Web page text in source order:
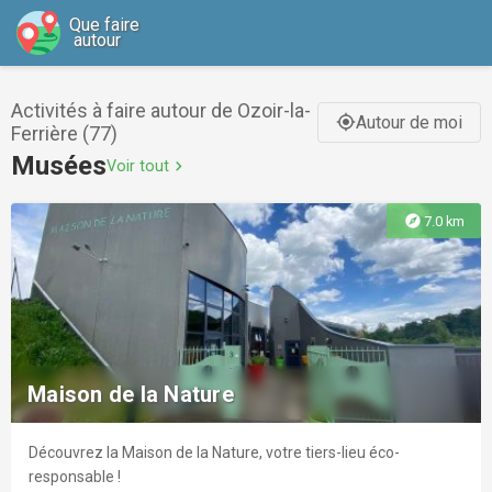
Que faire
autour
Activités à faire autour de Ozoir-la-
Ferrière (77)
gps_fixedAutour de moi
MuséesVoir tout chevron_right
explore7.0 km
Maison de la Nature
Découvrez la Maison de la Nature, votre tiers-lieu éco-
responsable !